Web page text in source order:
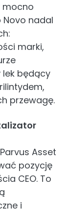
mocno
Novo nadal
marki,
lek będący
przewagę.
Asset
pozycję
CEO. To
i